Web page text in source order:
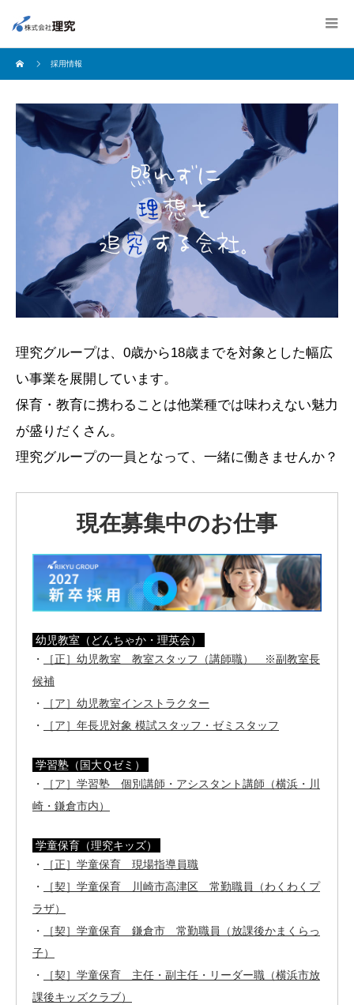
採用情報
理究グループは、0歳から18歳までを対象とした幅広
い事業を展開しています。
保育・教育に携わることは他業種では味わえない魅力
が盛りだくさん。
理究グループの一員となって、一緒に働きませんか？
現在募集中のお仕事
幼児教室（どんちゃか・理英会）
・
［正］幼児教室 教室スタッフ（講師職） ※副教室長
候補
・
［ア］幼児教室インストラクター
・
［ア］年長児対象 模試スタッフ・ゼミスタッフ
学習塾（国大Ｑゼミ）
・
［ア］学習塾 個別講師・アシスタント講師（横浜・川
崎・鎌倉市内）
学童保育（理究キッズ）
・
［正］学童保育 現場指導員職
・
［契］学童保育 川崎市高津区 常勤職員（わくわくプ
ラザ）
・
［契］学童保育 鎌倉市 常勤職員（放課後かまくらっ
子）
・
［契］学童保育 主任・副主任・リーダー職（横浜市放
課後キッズクラブ）